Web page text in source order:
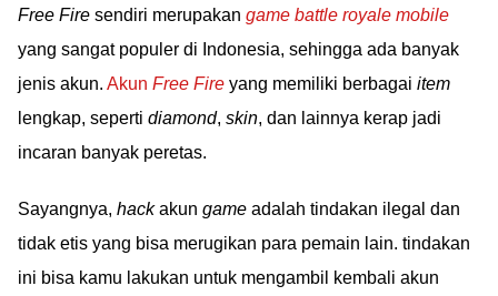
Free Fire sendiri merupakan game battle royale mobile
yang sangat populer di Indonesia, sehingga ada banyak
jenis akun. Akun Free Fire yang memiliki berbagai item
lengkap, seperti diamond, skin, dan lainnya kerap jadi
incaran banyak peretas.
Sayangnya, hackakun game adalah tindakan ilegal dan
tidak etis yang bisa merugikan para pemain lain. tindakan
ini bisa kamu lakukan untuk mengambil kembali akun